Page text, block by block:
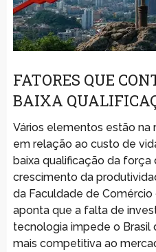
FATORES QUE
BAIXA
Vários elementos estão na
em relação ao custo de
baixa qualificação da força
crescimento da
da Faculdade de Comércio
aponta que a falta de
tecnologia impede o Brasil
mais competitiva ao